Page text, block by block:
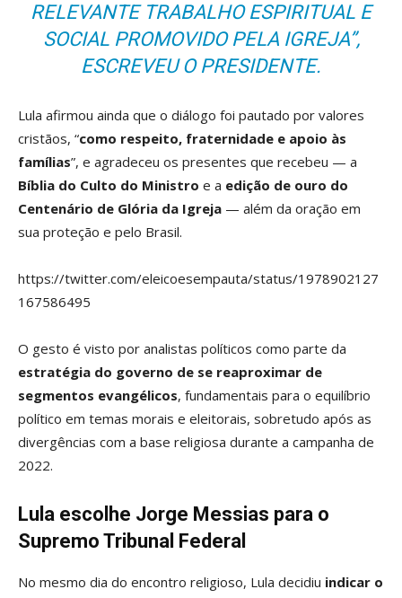
RELEVANTE TRABALHO ESPIRITUAL E
SOCIAL PROMOVIDO PELA IGREJA”,
ESCREVEU O PRESIDENTE.
Lula afirmou ainda que o diálogo foi pautado por valores
cristãos, “como respeito, fraternidade e apoio às
famílias”, e agradeceu os presentes que recebeu — a
Bíblia do Culto do Ministro e a edição de ouro do
Centenário de Glória da Igreja — além da oração em
sua proteção e pelo Brasil.
https://twitter.com/eleicoesempauta/status/1978902127
167586495
O gesto é visto por analistas políticos como parte da
estratégia do governo de se reaproximar de
segmentos evangélicos, fundamentais para o equilíbrio
político em temas morais e eleitorais, sobretudo após as
divergências com a base religiosa durante a campanha de
2022.
Lula escolhe Jorge Messias para o
Supremo Tribunal Federal
No mesmo dia do encontro religioso, Lula decidiu indicar o